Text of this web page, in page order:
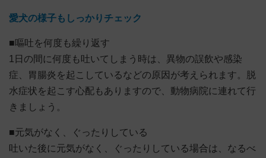
愛犬の様子もしっかりチェック
■嘔吐を何度も繰り返す
1日の間に何度も吐いてしまう時は、異物の誤飲や感染
症、胃腸炎を起こしているなどの原因が考えられます。脱
水症状を起こす心配もありますので、動物病院に連れて行
きましょう。
■元気がなく、ぐったりしている
吐いた後に元気がなく、ぐったりしている場合は、なるべ